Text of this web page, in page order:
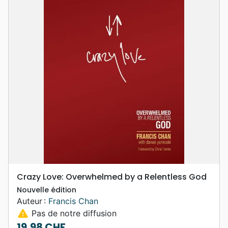
Crazy Love: Overwhelmed by a Relentless God
Nouvelle édition
Auteur : Francis Chan
warning Pas de notre diffusion